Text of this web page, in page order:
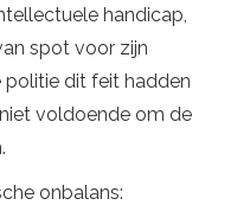
handicap,
spot voor zijn
politie dit feit hadden
voldoende om de
onbalans: